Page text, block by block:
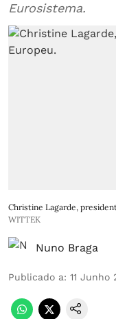
Eurosistema.
Christine Lagarde,
WITTEK
Nuno Braga
Publicado a: 11 Junho